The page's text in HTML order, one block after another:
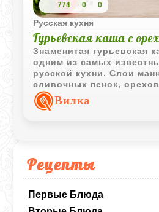
Рецепты
Первые Блюда
774 0 0
Русская кухня
Гурьевская каша с
Знаменитая гурьевская
одним из самых
русской кухни. Слои
сливочных пенок,
дополнений создают
эффектную подачу.
Вилка